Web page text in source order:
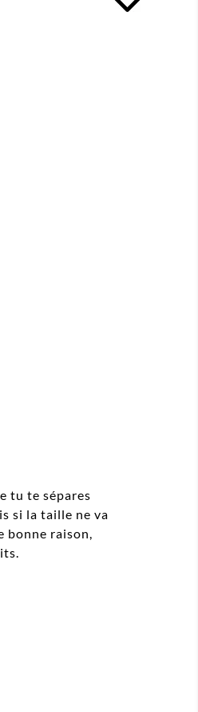
tu te sépares
si la taille ne va
bonne raison,